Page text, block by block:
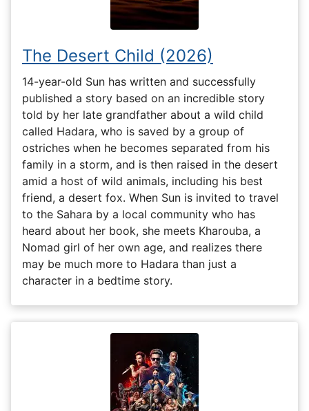
The Desert Child (2026)
14-year-old Sun has written and successfully
published a story based on an incredible story
told by her late grandfather about a wild child
called Hadara, who is saved by a group of
ostriches when he becomes separated from his
family in a storm, and is then raised in the desert
amid a host of wild animals, including his best
friend, a desert fox. When Sun is invited to travel
to the Sahara by a local community who has
heard about her book, she meets Kharouba, a
Nomad girl of her own age, and realizes there
may be much more to Hadara than just a
character in a bedtime story.